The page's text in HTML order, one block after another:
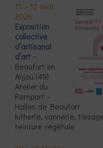
11 > 12 avril
2026
Exposition
collective
d’artisanal
d’art –
Beaufort en
Anjou (49)
Atelier du
Rempart –
Halles de Beaufort
lutherie, vannerie,
teinture végétale